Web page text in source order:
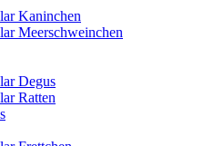
Kaninchen
Meerschweinchen
Degus
Ratten